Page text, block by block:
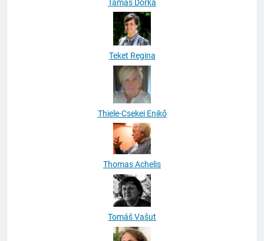
Teket Regina
Thiele-Csekei Enikő
Thomas Achelis
Tomáš Vašut